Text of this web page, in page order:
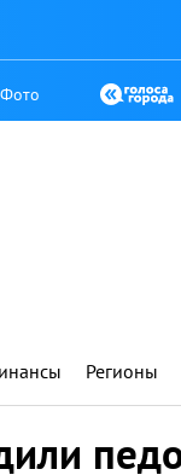
Фото
Регионы